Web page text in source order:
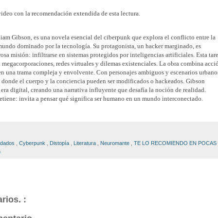
con la recomendación extendida de esta lectura.
Gibson, es una novela esencial del ciberpunk que explora el conflicto entre la
dominado por la tecnología. Su protagonista, un hacker marginado, es
misión: infiltrarse en sistemas protegidos por inteligencias artificiales. Esta
redes virtuales y dilemas existenciales. La obra combina
una trama compleja y envolvente. Con personajes ambiguos y escenarios
el cuerpo y la conciencia pueden ser modificados o hackeados. Gibson
digital, creando una narrativa influyente que desafía la noción de realidad.
invita a pensar qué significa ser humano en un mundo interconectado.
Cyberpunk Distopía Literatura Neuromante
TE LO RECOMIENDO EN POCAS
: